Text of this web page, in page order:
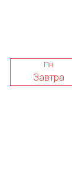
Пн
Завтра